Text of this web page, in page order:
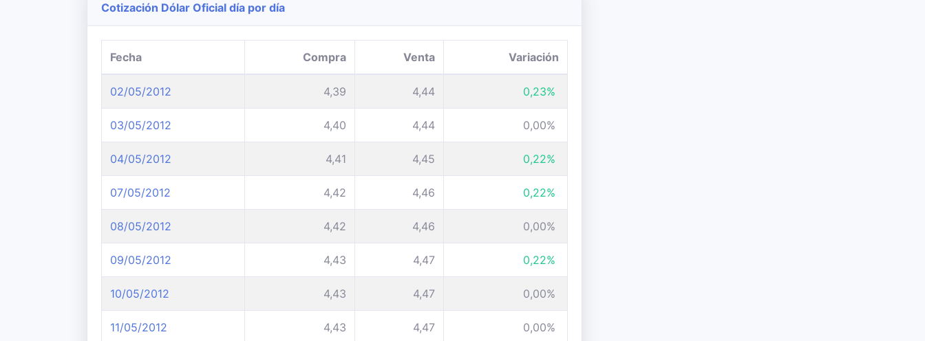
Cotización Dólar Oficial día por día
Fecha Compra Venta Variación
02/05/2012 4,39 4,44 0,23%
03/05/2012 4,40 4,44 0,00%
04/05/2012 4,41 4,45 0,22%
07/05/2012 4,42 4,46 0,22%
08/05/2012 4,42 4,46 0,00%
09/05/2012 4,43 4,47 0,22%
10/05/2012 4,43 4,47 0,00%
11/05/2012 4,43 4,47 0,00%